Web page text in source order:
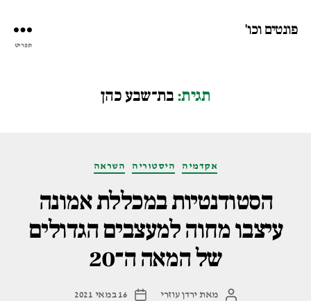
פונטים וכו'
תפריט
תגית:בת־שבע כהן
קטגוריות אקדמיה היסטוריה השראה
הסטודנטיות במכללת אמונה
עיצבו מחוה למעצבים הגדולים
של המאה ה־20
המחבר
מאת ירדן עוזרי
תאריך
16 במאי 2021